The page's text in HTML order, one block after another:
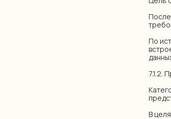
По
7.1.2.
В